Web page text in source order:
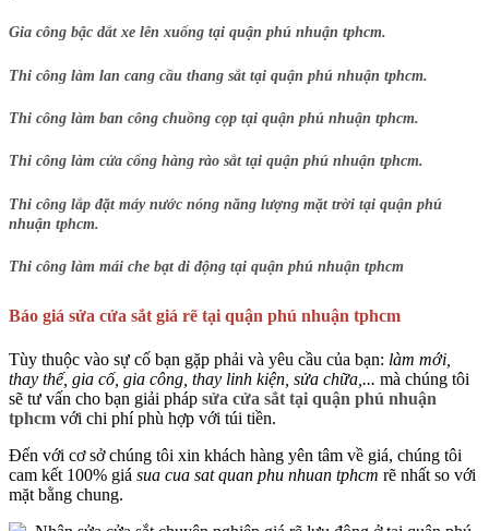
Gia công bậc dắt xe lên xuống tại quận phú nhuận tphcm.
Thi công làm lan cang cầu thang sắt tại quận phú nhuận tphcm.
Thi công làm ban công chuồng cọp tại quận phú nhuận tphcm.
Thi công làm cửa cổng hàng rào sắt tại quận phú nhuận tphcm.
Thi công lắp đặt máy nước nóng năng lượng mặt trời tại quận phú
nhuận tphcm.
Thi công làm mái che bạt di động tại quận phú nhuận tphcm
Báo giá sửa cửa sắt giá rẽ tại quận phú nhuận tphcm
Tùy thuộc vào sự cố bạn gặp phải và yêu cầu của bạn: làm mới,
thay thế, gia cố, gia công, thay linh kiện, sửa chữa,... mà chúng tôi
sẽ tư vấn cho bạn giải pháp sửa cửa sắt tại quận phú nhuận
tphcm với chi phí phù hợp với túi tiền.
Đến với cơ sở chúng tôi xin khách hàng yên tâm về giá, chúng tôi
cam kết 100% giá sua cua sat quan phu nhuan tphcm rẽ nhất so với
mặt bằng chung.